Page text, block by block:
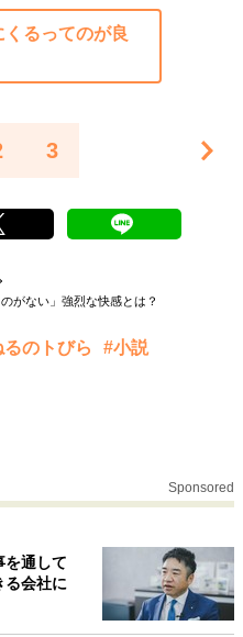
るってのが良
3
がない」強烈な快感とは？
のトびら
#小説
Sponsored
を通して
る会社に